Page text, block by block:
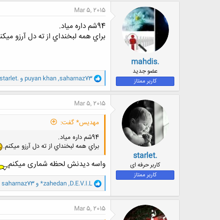
mahdis.
عضو جدید
کاربر ممتاز
Mar 5, 2015
94شم داره مياد.
براي همه لبخنداي از ته دل آرزو
و
ا
ک
ش
ا
:
saharnaz73
,
puyan khan وstarlet.
starlet.
کاربر حرفه ای
کاربر ممتاز
Mar 5, 2015
مهديس* گفت:
94شم داره مياد.
براي همه لبخنداي از ته دل آرزو ميكنم.
واسه دیدنش لحظه شماری میکنم
و
ا
ک
ش
D.E.V.I.L
,
*zahedan و saharnaz73
Mar 5, 2015